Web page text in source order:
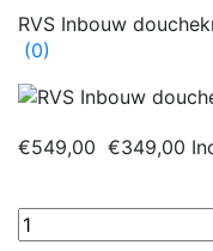
RVS Inbouw
(0)
€549,00 €349,00